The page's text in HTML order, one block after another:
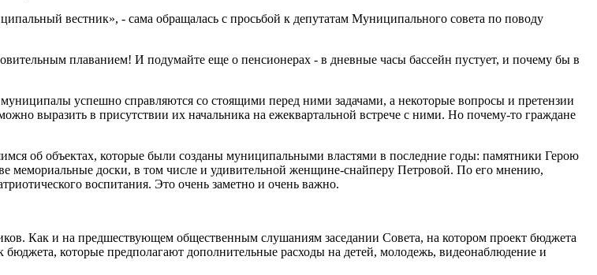
вестник», - сама обращалась с просьбой к депутатам Муниципального совета по поводу
плаванием! И подумайте еще о пенсионерах - в дневные часы бассейн пустует, и почему бы в
успешно справляются со стоящими перед ними задачами, а некоторые вопросы и претензии
выразить в присутствии их начальника на ежеквартальной встрече с ними. Но почему-то граждане
об объектах, которые были созданы муниципальными властями в последние годы: памятники Герою
мемориальные доски, в том числе и удивительной женщине-снайперу Петровой. По его мнению,
воспитания. Это очень заметно и очень важно.
Как и на предшествующем общественным слушаниям заседании Совета, на котором проект бюджета
которые предполагают дополнительные расходы на детей, молодежь, видеонаблюдение и